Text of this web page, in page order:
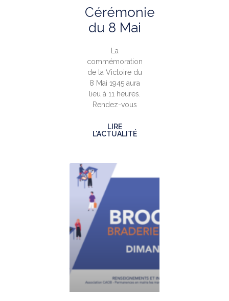
Cérémonie
du 8 Mai
La
commémoration
de la Victoire du
8 Mai 1945 aura
lieu à 11 heures.
Rendez-vous
LIRE
L'ACTUALITÉ